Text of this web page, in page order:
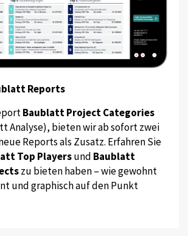
Reports
Baublatt Project Categories
Analyse), bieten wir ab sofort zwei
Reports als Zusatz. Erfahren Sie
Top Playersund Baublatt
zu bieten haben – wie gewohnt
und graphisch auf den Punkt